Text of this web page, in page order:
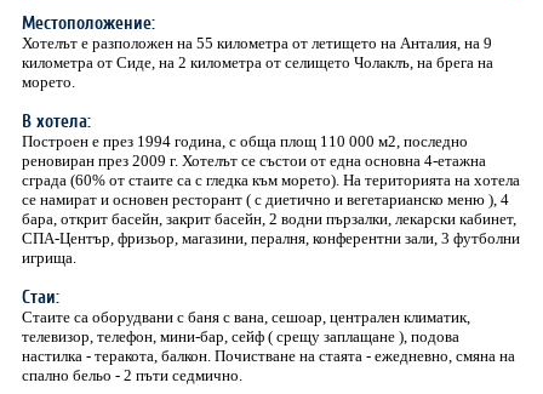
Местоположение:
Хотелът е разположен на 55 километра от летището на Анталия, на 9
километра от Сиде, на 2 километра от селището Чолаклъ, на брега на
морето.
В хотела:
Построен е през 1994 година, с обща площ 110 000 м2, последно
реновиран през 2009 г. Хотелът се състои от една основна 4-етажна
сграда (60% от стаите са с гледка към морето). На територията на хотела
се намират и основен ресторант ( с диетично и вегетарианско меню ), 4
бара, открит басейн, закрит басейн, 2 водни пързалки, лекарски кабинет,
СПА-Център, фризьор, магазини, пералня, конферентни зали, 3 футболни
игрища.
Стаи:
Стаите са оборудвани с баня с вана, сешоар, централен климатик,
телевизор, телефон, мини-бар, сейф ( срещу заплащане ), подова
настилка - теракота, балкон. Почистване на стаята - ежедневно, смяна на
спално бельо - 2 пъти седмично.